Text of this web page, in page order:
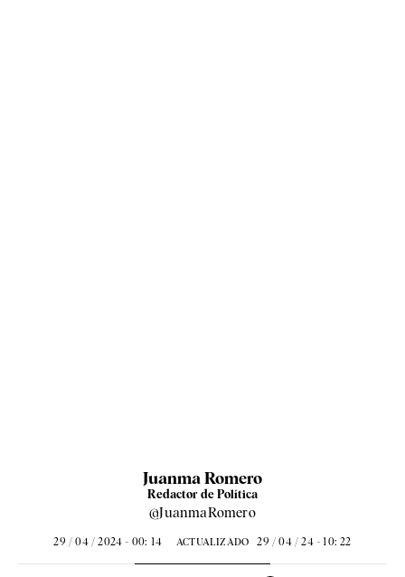
Juanma Romero
Redactor de Política
@JuanmaRomero
29 / 04 / 2024 - 00: 14 ACTUALIZADO 29 / 04 / 24 - 10: 22